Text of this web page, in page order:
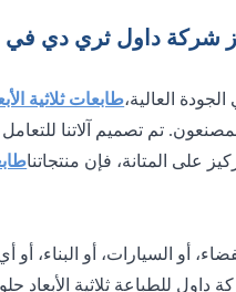
شركة داول ثري دي في
العالية،طابعات ثلاثية
على المتانة، فإن منتجاتنا